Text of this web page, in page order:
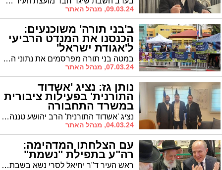
09.03.24, מנהל האתר
ב'בני תורה' משוכנעים:
הכנסנו את המנדט הרביעי
ל'אגודת ישראל'
במטה בני תורה מפרסמים את נתוני הבחירות שמלמדות על התחזקות ה'פלג'. הכניסו שורה של נציגים בכל רחבי הארץ ובהם באשדוד
07.03.24, מנהל האתר
נותן גז: נציג 'אשדוד
התורנית' בפעילות ציבורית
במשרד התחבורה
נציג 'אשדוד התורנית' הרב יהושע טננהויז נפגש הבוקר עם בכירי משרד התחבורה. הנושא: קידום פתרונות לשיפור מערך התח"צ בעיר
04.03.24, מנהל האתר
עם הצלחתו המדהימה:
רה"ע בתפילת "נשמת"
ראש העיר ד"ר יחיאל לסרי נשא בשבת תפילת הודיה בבית הכנסת לרגל ההצלחה הגדולה. קידושא רבה נערכו בבתי כנסת רבים העיר בשבת לרגל ההצלחה